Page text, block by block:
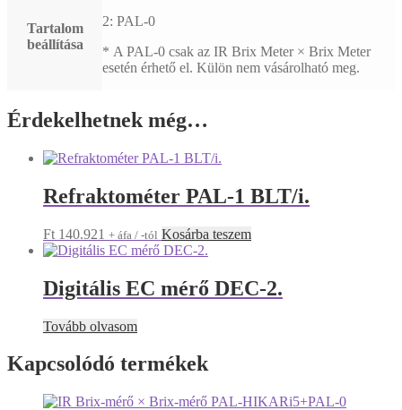
Tartalom
beállítása
2: PAL-0
* A PAL-0 csak az IR Brix Meter × Brix Meter
esetén érhető el. Külön nem vásárolható meg.
Érdekelhetnek még…
Refraktométer PAL-1 BLT/i.
Ft 140.921 + áfa / -tól Kosárba teszem
Digitális EC mérő DEC-2.
Tovább olvasom
Kapcsolódó termékek